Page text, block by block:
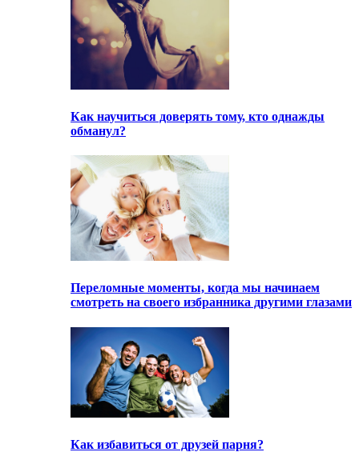
Как научиться доверять тому, кто однажды
обманул?
Переломные моменты, когда мы начинаем
смотреть на своего избранника другими глазами
Как избавиться от друзей парня?